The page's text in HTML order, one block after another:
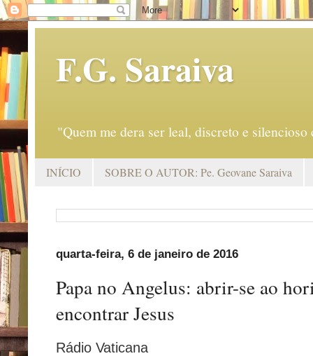
F.G. Saraiva
"Quem me dera ser leal, discreto e
INÍCIO SOBRE O AUTOR: Pe. Geovane Saraiva
quarta-feira, 6 de janeiro de 2016
Papa no Angelus: abrir-se ao
encontrar Jesus
Rádio Vaticana